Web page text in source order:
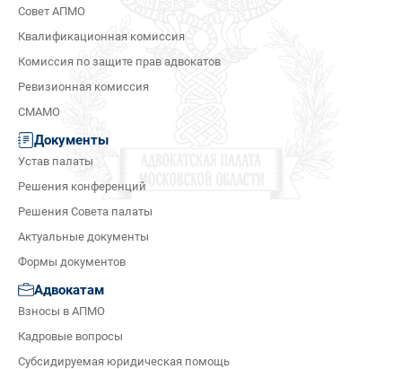
Совет АПМО
Квалификационная комиссия
Комиссия по защите прав адвокатов
Ревизионная комиссия
СМАМО
Документы
Устав палаты
Решения конференций
Решения Совета палаты
Актуальные документы
Формы документов
Адвокатам
Взносы в АПМО
Кадровые вопросы
Субсидируемая юридическая помощь